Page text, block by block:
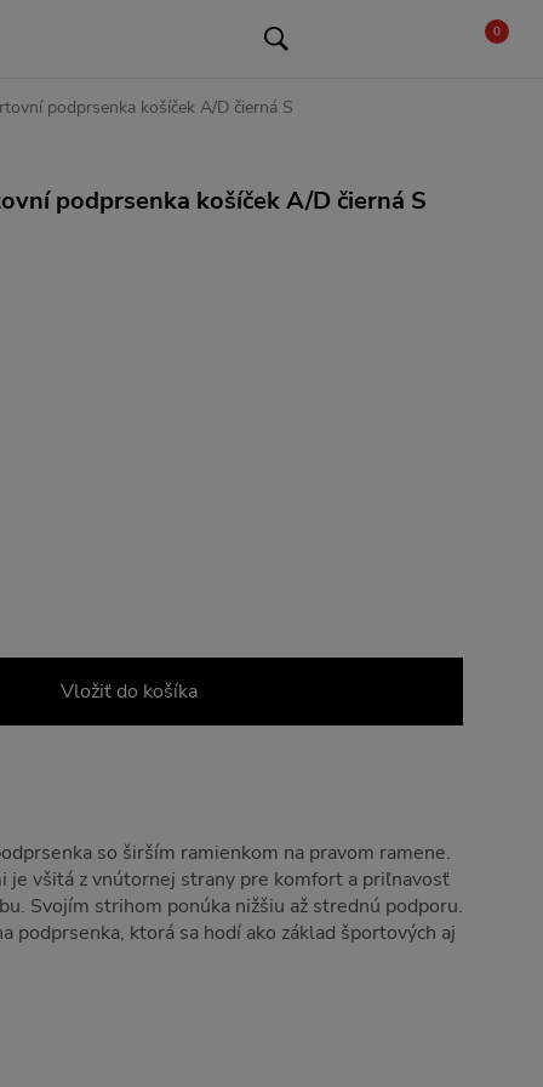
0
podprsenka košíček A/D čierná S
podprsenka košíček A/D čierná S
Vložiť do košíka
so širším ramienkom na pravom ramene.
je všitá z vnútornej strany pre komfort a priľnavosť
Svojím strihom ponúka nižšiu až strednú podporu.
podprsenka, ktorá sa hodí ako základ športových aj